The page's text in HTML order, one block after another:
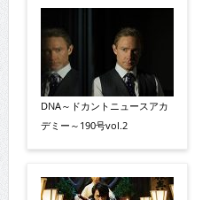
DNA～ドカントニュースアカ
デミー～190号vol.2